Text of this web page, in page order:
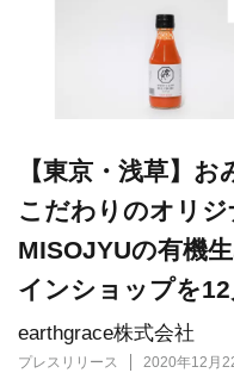
earthgrace株式会社
プレスリリース 2020年12月
【東京・浅草】
こだわりのオリ
MISOJYUの有機
インショップを12